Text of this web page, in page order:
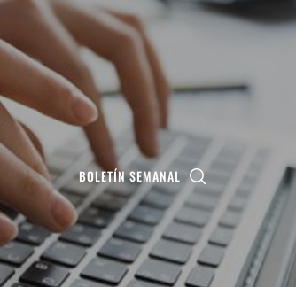
BOLETÍN SEMANAL